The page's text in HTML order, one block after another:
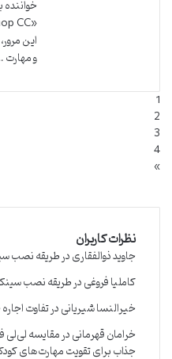
این
و مهارت
1
2
3
4
»
نظرات کاربران
جاوید ذوالفقاریدرطریقه نصب سینک
کاملیا فروغیدرطریقه نصب سینک
خیرالنسا شیریانیدرتفاوت
خرامان قهرمانیدرمقایسه لی‌لی
جذاب برای تقویت مهارت‌های